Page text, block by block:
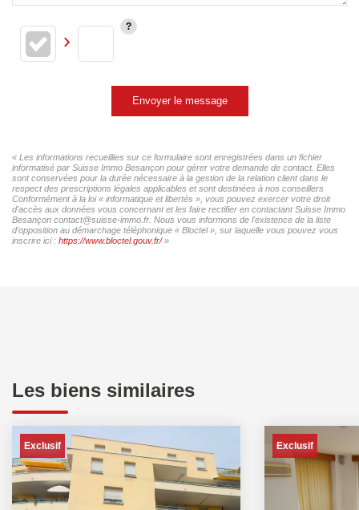
Envoyer le message
« Les informations recueillies sur ce formulaire sont enregistrées dans un fichier
informatisé par Suisse Immo Besançon pour gérer votre demande de contact. Elles
sont conservées pour la durée nécessaire à la gestion de la relation client dans le
respect des prescriptions légales applicables et sont destinées à nos conseillers
Conformément à la loi « informatique et libertés », vous pouvez exercer votre droit
d'accès aux données vous concernant et les faire rectifier en contactant Suisse Immo
Besançon contact@suisse-immo.fr. Nous vous informons de l'existence de la liste
d'opposition au démarchage téléphonique « Bloctel », sur laquelle vous pouvez vous
inscrire ici : https://www.bloctel.gouv.fr/»
Les biens similaires
Exclusif Exclusif